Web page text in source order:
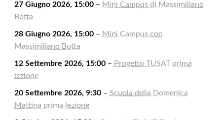
27 Giugno 2026, 15:00– Mini Campus di Massimiliano
Botta
28 Giugno 2026, 15:00– Mini Campus con
Massimiliano Botta
12 Settembre 2026, 15:00– Progetto TUSAT prima
lezione
20 Settembre 2026, 9:30– Scuola della Domenica
Mattina prima lezione